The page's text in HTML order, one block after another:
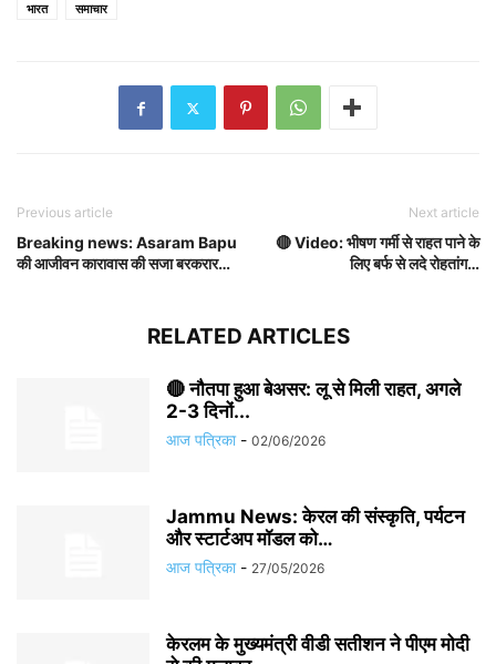
भारत
समाचार
Previous article
Breaking news: Asaram Bapu
की आजीवन कारावास की सजा बरकरार…
Next article
🔴 Video: भीषण गर्मी से राहत पाने के
लिए बर्फ से लदे रोहतांग…
RELATED ARTICLES
🔴 नौतपा हुआ बेअसर: लू से मिली राहत, अगले
2-3 दिनों...
आज पत्रिका - 02/06/2026
Jammu News: केरल की संस्कृति, पर्यटन
और स्टार्टअप मॉडल को…
आज पत्रिका - 27/05/2026
केरलम के मुख्यमंत्री वीडी सतीशन ने पीएम मोदी